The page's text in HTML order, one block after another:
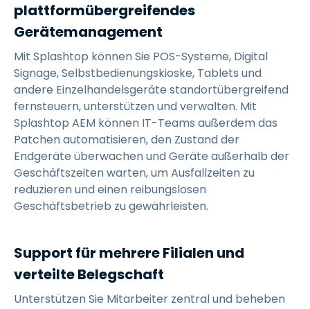
plattformübergreifendes
Gerätemanagement
Mit Splashtop können Sie POS-Systeme, Digital
Signage, Selbstbedienungskioske, Tablets und
andere Einzelhandelsgeräte standortübergreifend
fernsteuern, unterstützen und verwalten. Mit
Splashtop AEM können IT-Teams außerdem das
Patchen automatisieren, den Zustand der
Endgeräte überwachen und Geräte außerhalb der
Geschäftszeiten warten, um Ausfallzeiten zu
reduzieren und einen reibungslosen
Geschäftsbetrieb zu gewährleisten.
Support für mehrere Filialen und
verteilte Belegschaft
Unterstützen Sie Mitarbeiter zentral und beheben